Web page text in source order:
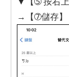
→【➆儲存】